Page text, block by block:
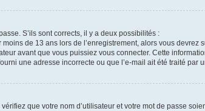
S’ils sont corrects, il y a deux possibilités :
de 13 ans lors de l’enregistrement, alors vous
avant que vous puissiez vous connecter. Cette
une adresse incorrecte ou que l’e-mail ait été traité
que votre nom d’utilisateur et votre mot de passe